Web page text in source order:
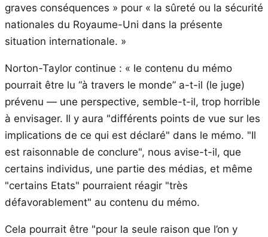
graves conséquences » pour « la sûreté ou la sécurité
nationales du Royaume-Uni dans la présente
situation internationale. »
Norton-Taylor continue : « le contenu du mémo
pourrait être lu “à travers le monde” a-t-il (le juge)
prévenu — une perspective, semble-t-il, trop horrible
à envisager. Il y aura "différents points de vue sur les
implications de ce qui est déclaré" dans le mémo. "Il
est raisonnable de conclure", nous avise-t-il, que
certains individus, une partie des médias, et même
"certains Etats" pourraient réagir "très
défavorablement" au contenu du mémo.
Cela pourrait être "pour la seule raison que l’on y